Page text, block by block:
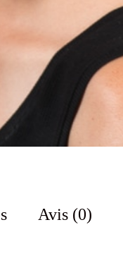
Avis (0)